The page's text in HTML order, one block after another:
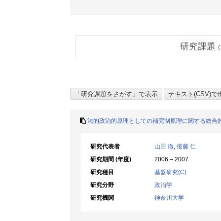
研究課題 (
法的政治的原理としての補完制原理に関する総合
研究代表者 山田 徹, 後藤 仁
研究期間 (年度)
2006 – 2007
研究種目
基盤研究(C)
研究分野
政治学
研究機関
神奈川大学